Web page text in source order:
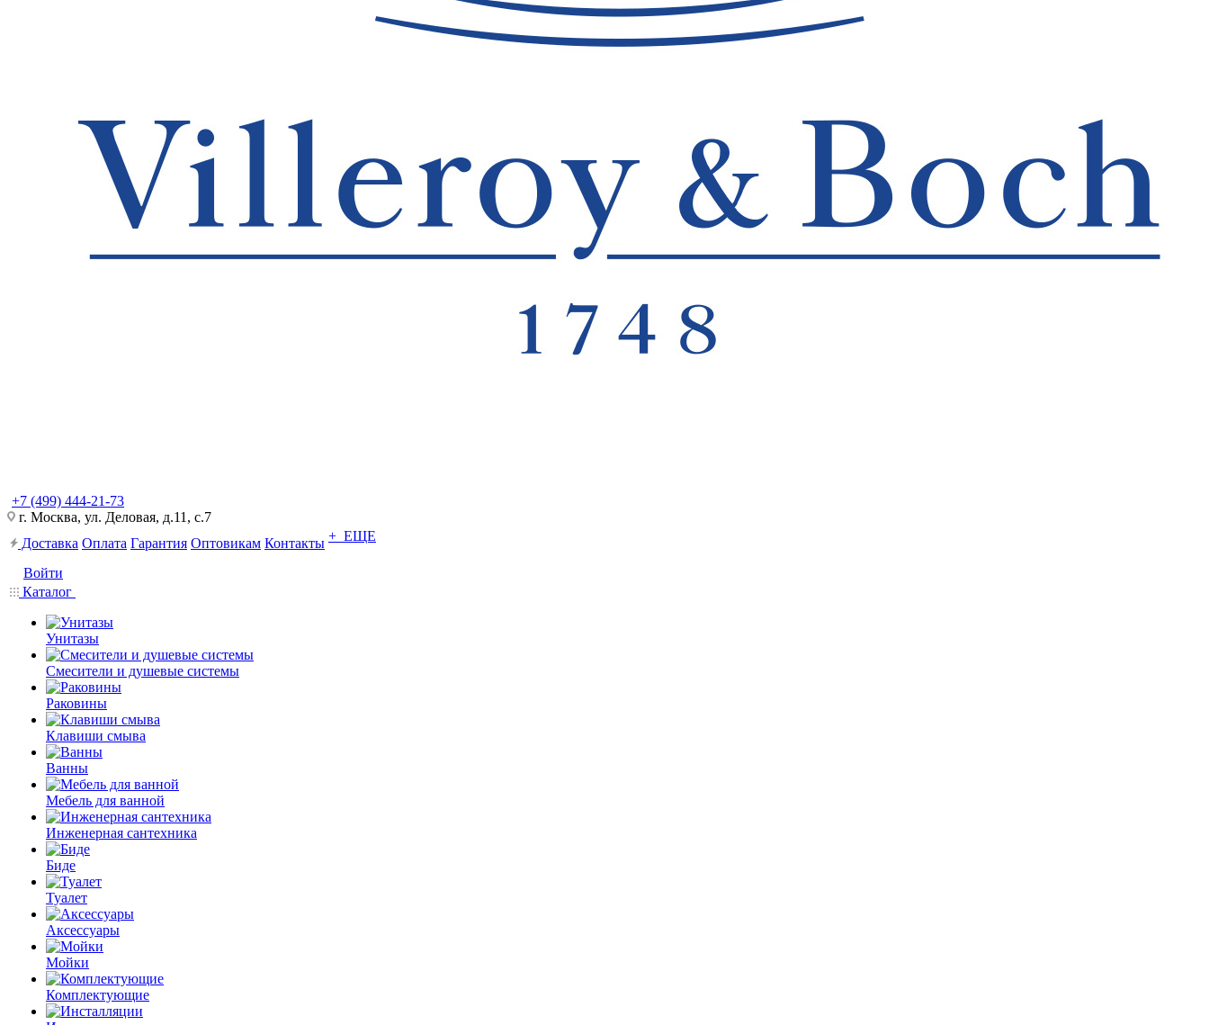
+7 (499) 444-21-73
г. Москва, ул. Деловая, д.11, с.7
Доставка Оплата Гарантия Оптовикам Контакты + ЕЩЕ
Войти
Каталог
Унитазы
Смесители и душевые системы
Раковины
Клавиши смыва
Ванны
Мебель для ванной
Инженерная сантехника
Биде
Туалет
Аксессуары
Мойки
Комплектующие